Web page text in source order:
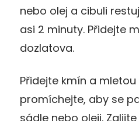
nebo olej a cibuli
asi 2 minuty. Přidejte
dozlatova.
Přidejte kmín a
promíchejte, aby se
sádle nebo oleji.